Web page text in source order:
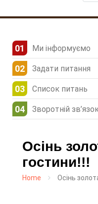
Ми інформуємо
Задати питання
Список питань
Зворотній
Осінь
гостини!!!
Home Осінь